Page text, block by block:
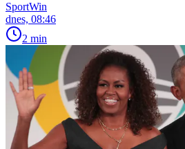
SportWin
dnes, 08:46
2 min